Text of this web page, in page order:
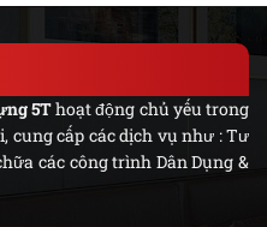
5Thoạt động chủ yếu trong
cấp các dịch vụ như : Tư
các công trình Dân Dụng &